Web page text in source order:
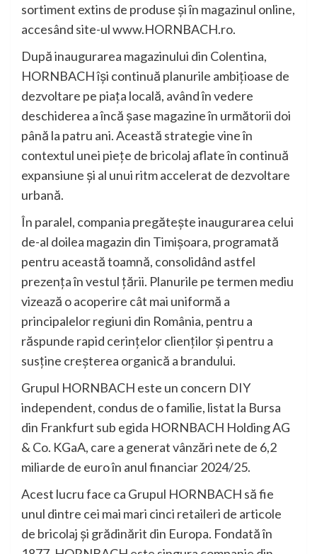
sortiment extins de produse și în magazinul online,
accesând site-ul www.HORNBACH.ro.
După inaugurarea magazinului din Colentina,
HORNBACH își continuă planurile ambițioase de
dezvoltare pe piața locală, având în vedere
deschiderea a încă șase magazine în următorii doi
până la patru ani. Această strategie vine în
contextul unei piețe de bricolaj aflate în continuă
expansiune și al unui ritm accelerat de dezvoltare
urbană.
În paralel, compania pregătește inaugurarea celui
de-al doilea magazin din Timișoara, programată
pentru această toamnă, consolidând astfel
prezența în vestul țării. Planurile pe termen mediu
vizează o acoperire cât mai uniformă a
principalelor regiuni din România, pentru a
răspunde rapid cerințelor clienților și pentru a
susține creșterea organică a brandului.
Grupul HORNBACH este un concern DIY
independent, condus de o familie, listat la Bursa
din Frankfurt sub egida HORNBACH Holding AG
& Co. KGaA, care a generat vânzări nete de 6,2
miliarde de euro în anul financiar 2024/25.
Acest lucru face ca Grupul HORNBACH să fie
unul dintre cei mai mari cinci retaileri de articole
de bricolaj și grădinărit din Europa. Fondată în